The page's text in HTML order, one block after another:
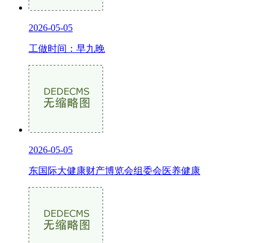
2026-05-05
工做时间：早九晚
2026-05-05
东国际大健康财产博览会组委会医养健康